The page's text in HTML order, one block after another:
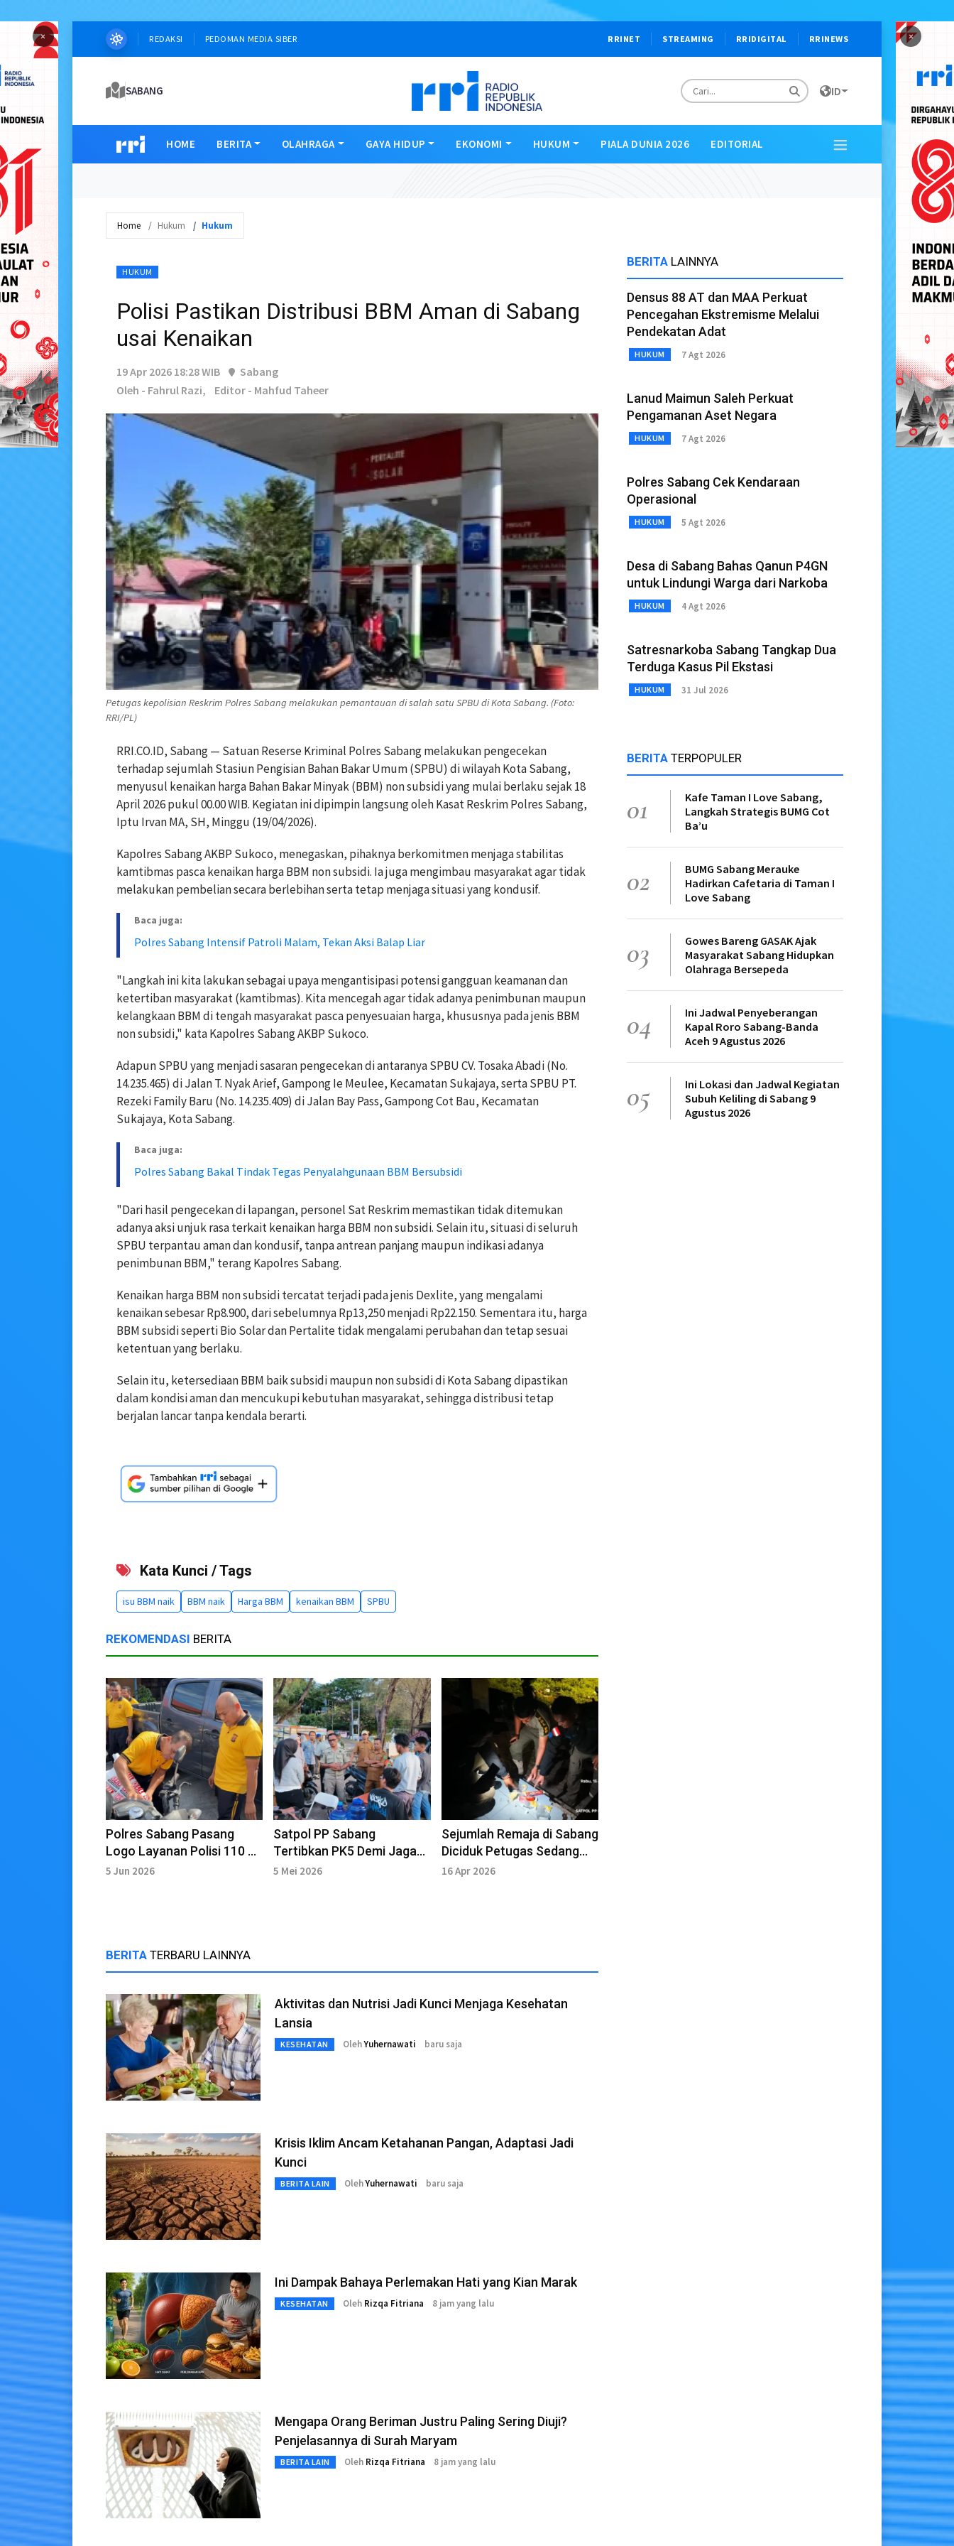
× ×
REDAKSI PEDOMAN MEDIA SIBER RRINET STREAMING RRIDIGITAL RRINEWS
SABANG ID
HOME BERITA OLAHRAGA GAYA HIDUP EKONOMI HUKUM PIALA DUNIA 2026 EDITORIAL
Home Hukum Hukum
HUKUM
Polisi Pastikan Distribusi BBM Aman di Sabang
usai Kenaikan
19 Apr 2026 18:28 WIB
Sabang
Oleh - Fahrul Razi,
Editor - Mahfud Taheer
Petugas kepolisian Reskrim Polres Sabang melakukan pemantauan di salah satu SPBU di Kota Sabang. (Foto:
RRI/PL)
RRI.CO.ID, Sabang — Satuan Reserse Kriminal Polres Sabang melakukan pengecekan
terhadap sejumlah Stasiun Pengisian Bahan Bakar Umum (SPBU) di wilayah Kota Sabang,
menyusul kenaikan harga Bahan Bakar Minyak (BBM) non subsidi yang mulai berlaku sejak 18
April 2026 pukul 00.00 WIB. Kegiatan ini dipimpin langsung oleh Kasat Reskrim Polres Sabang,
Iptu Irvan MA, SH, Minggu (19/04/2026).
Kapolres Sabang AKBP Sukoco, menegaskan, pihaknya berkomitmen menjaga stabilitas
kamtibmas pasca kenaikan harga BBM non subsidi. Ia juga mengimbau masyarakat agar tidak
melakukan pembelian secara berlebihan serta tetap menjaga situasi yang kondusif.
Baca juga:
Polres Sabang Intensif Patroli Malam, Tekan Aksi Balap Liar
"Langkah ini kita lakukan sebagai upaya mengantisipasi potensi gangguan keamanan dan
ketertiban masyarakat (kamtibmas). Kita mencegah agar tidak adanya penimbunan maupun
kelangkaan BBM di tengah masyarakat pasca penyesuaian harga, khususnya pada jenis BBM
non subsidi," kata Kapolres Sabang AKBP Sukoco.
Adapun SPBU yang menjadi sasaran pengecekan di antaranya SPBU CV. Tosaka Abadi (No.
14.235.465) di Jalan T. Nyak Arief, Gampong Ie Meulee, Kecamatan Sukajaya, serta SPBU PT.
Rezeki Family Baru (No. 14.235.409) di Jalan Bay Pass, Gampong Cot Bau, Kecamatan
Sukajaya, Kota Sabang.
Baca juga:
Polres Sabang Bakal Tindak Tegas Penyalahgunaan BBM Bersubsidi
"Dari hasil pengecekan di lapangan, personel Sat Reskrim memastikan tidak ditemukan
adanya aksi unjuk rasa terkait kenaikan harga BBM non subsidi. Selain itu, situasi di seluruh
SPBU terpantau aman dan kondusif, tanpa antrean panjang maupun indikasi adanya
penimbunan BBM," terang Kapolres Sabang.
Kenaikan harga BBM non subsidi tercatat terjadi pada jenis Dexlite, yang mengalami
kenaikan sebesar Rp8.900, dari sebelumnya Rp13,250 menjadi Rp22.150. Sementara itu, harga
BBM subsidi seperti Bio Solar dan Pertalite tidak mengalami perubahan dan tetap sesuai
ketentuan yang berlaku.
Selain itu, ketersediaan BBM baik subsidi maupun non subsidi di Kota Sabang dipastikan
dalam kondisi aman dan mencukupi kebutuhan masyarakat, sehingga distribusi tetap
berjalan lancar tanpa kendala berarti.
Kata Kunci / Tags
isu BBM naik BBM naik Harga BBM kenaikan BBM SPBU
REKOMENDASI BERITA
Polres Sabang Pasang
Logo Layanan Polisi 110 di
Kendaraan Dinas
5 Jun 2026
Satpol PP Sabang
Tertibkan PK5 Demi Jaga
Ketertiban Kota
5 Mei 2026
Sejumlah Remaja di Sabang
Diciduk Petugas Sedang
"Ngelem"
16 Apr 2026
BERITA TERBARU LAINNYA
Aktivitas dan Nutrisi Jadi Kunci Menjaga Kesehatan
Lansia
KESEHATAN OlehYuhernawati baru saja
Krisis Iklim Ancam Ketahanan Pangan, Adaptasi Jadi
Kunci
BERITA LAIN OlehYuhernawati baru saja
Ini Dampak Bahaya Perlemakan Hati yang Kian Marak
KESEHATAN Oleh Rizqa Fitriana 8 jam yang lalu
Mengapa Orang Beriman Justru Paling Sering Diuji?
Penjelasannya di Surah Maryam
BERITA LAIN Oleh Rizqa Fitriana 8 jam yang lalu
BERITA LAINNYA
Densus 88 AT dan MAA Perkuat
Pencegahan Ekstremisme Melalui
Pendekatan Adat
HUKUM 7 Agt 2026
Lanud Maimun Saleh Perkuat
Pengamanan Aset Negara
HUKUM 7 Agt 2026
Polres Sabang Cek Kendaraan
Operasional
HUKUM 5 Agt 2026
Desa di Sabang Bahas Qanun P4GN
untuk Lindungi Warga dari Narkoba
HUKUM 4 Agt 2026
Satresnarkoba Sabang Tangkap Dua
Terduga Kasus Pil Ekstasi
HUKUM 31 Jul 2026
BERITA TERPOPULER
01
Kafe Taman I Love Sabang,
Langkah Strategis BUMG Cot
Ba’u
02
BUMG Sabang Merauke
Hadirkan Cafetaria di Taman I
Love Sabang
03
Gowes Bareng GASAK Ajak
Masyarakat Sabang Hidupkan
Olahraga Bersepeda
04
Ini Jadwal Penyeberangan
Kapal Roro Sabang-Banda
Aceh 9 Agustus 2026
05
Ini Lokasi dan Jadwal Kegiatan
Subuh Keliling di Sabang 9
Agustus 2026